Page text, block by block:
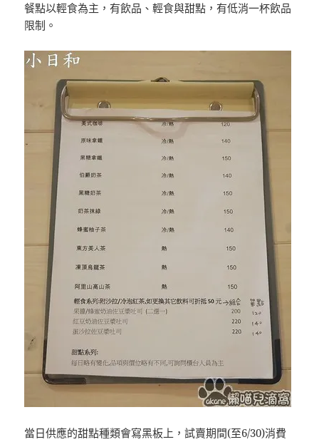
餐點以輕食為主，有飲品、輕食與甜點，有低消一杯飲品
限制。
當日供應的甜點種類會寫黑板上，試賣期間(至6/30)消費